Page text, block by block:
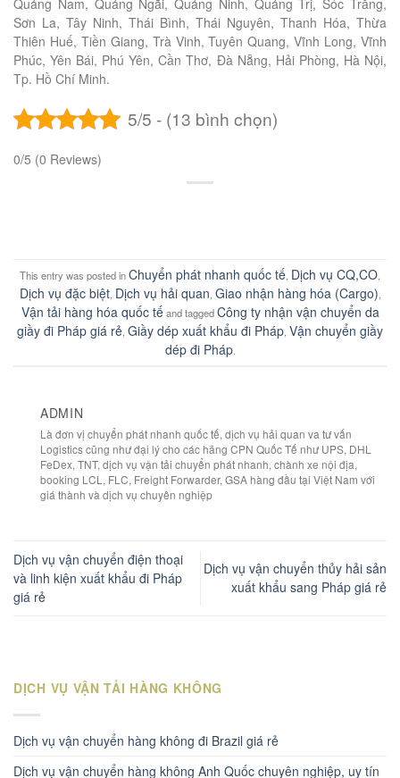
Quảng Nam, Quảng Ngãi, Quảng Ninh, Quảng Trị, Sóc Trăng,
Sơn La, Tây Ninh, Thái Bình, Thái Nguyên, Thanh Hóa, Thừa
Thiên Huế, Tiền Giang, Trà Vinh, Tuyên Quang, Vĩnh Long, Vĩnh
Phúc, Yên Bái, Phú Yên, Cần Thơ, Đà Nẵng, Hải Phòng, Hà Nội,
Tp. Hồ Chí Minh.
5/5 - (13 bình chọn)
0/5 (0 Reviews)
This entry was posted inChuyển phát nhanh quốc tế Dịch vụ CQ,CO
Dịch vụ đặc biệt, Dịch vụ hải quan Giao nhận hàng hóa (Cargo)
Vận tải hàng hóa quốc tếand taggedCông ty nhận vận chuyển da
giầy đi Pháp giá rẻ Giầy dép xuất khẩu đi Pháp Vận chuyển giầy
dép đi Pháp.
ADMIN
Là đơn vị chuyển phát nhanh quốc tế, dịch vụ hải quan va tư vấn
Logistics cũng như đại lý cho các hãng CPN Quốc Tế như UPS, DHL
FeDex, TNT, dịch vụ vận tải chuyển phát nhanh, chành xe nội địa,
booking LCL, FLC, Freight Forwarder, GSA hàng đầu tại Việt Nam với
giá thành và dịch vụ chuyên nghiệp
Dịch vụ vận chuyển điện thoại
và linh kiện xuất khẩu đi Pháp
giá rẻ
Dịch vụ vận chuyển thủy hải sản
xuất khẩu sang Pháp giá rẻ
DỊCH VỤ VẬN TẢI HÀNG KHÔNG
Dịch vụ vận chuyển hàng không đi Brazil giá rẻ
Dịch vụ vận chuyển hàng không Anh Quốc chuyên nghiệp, uy tín